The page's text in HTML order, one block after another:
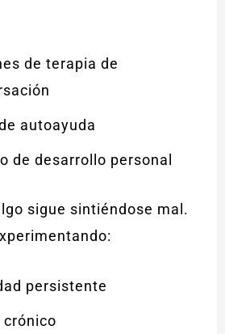
de terapia de
autoayuda
de desarrollo personal
sigue sintiéndose mal.
persistente